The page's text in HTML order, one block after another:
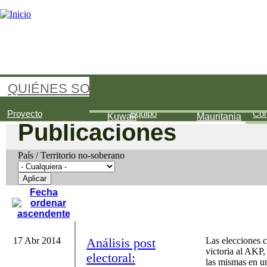
Publicaciones
País / Territorio no-soberano
Fecha
17 Abr 2014
Análisis post
electoral:
Las elecciones
victoria al AKP,
las mismas en
QUIÉNES SOMOS
Proyecto Equipo
Kuwait
Mauritania